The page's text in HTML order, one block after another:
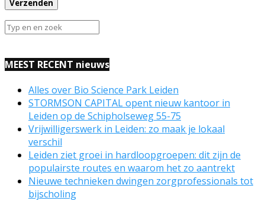
MEEST RECENT nieuws
Alles over Bio Science Park Leiden
STORMSON CAPITAL opent nieuw kantoor in
Leiden op de Schipholseweg 55-75
Vrijwilligerswerk in Leiden: zo maak je lokaal
verschil
Leiden ziet groei in hardloopgroepen: dit zijn de
populairste routes en waarom het zo aantrekt
Nieuwe technieken dwingen zorgprofessionals tot
bijscholing